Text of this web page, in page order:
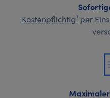
Kostenpflichtig¹ per